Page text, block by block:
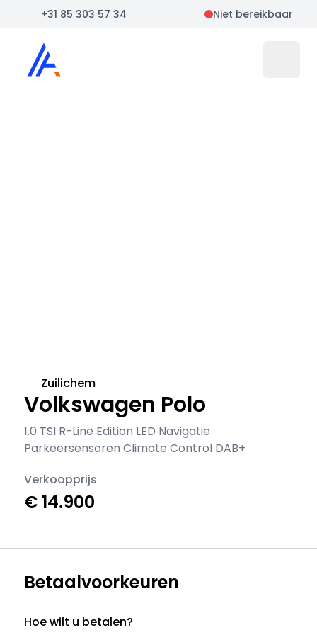
+31 85 303 57 34 Niet bereikbaar
Auto Atlas
Volkswagen Polo
1.0 TSI R-Line Edition LED Navigatie
Parkeersensoren Climate Control DAB+
Zuilichem
Verkoopprijs
€ 14.900
Betaalvoorkeuren
Hoe wilt u betalen?